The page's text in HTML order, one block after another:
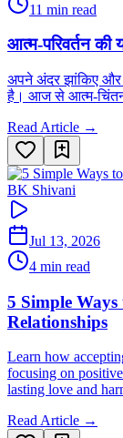
11 min read
आत्म-परिवर्तन की
अपने अंदर झांकिए
है। आज से आत्म-
Read Article →
BK Shivani
Jul 13, 2026
4 min read
5 Simple Ways
Relationships
Learn how
focusing on
lasting love and
Read Article →